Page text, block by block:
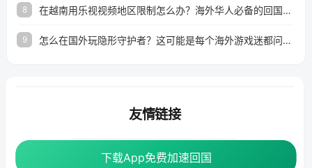
8 在越南用乐视视频地区限制怎么办？海外华人必备的回国加速攻略
9 怎么在国外玩隐形守护者？这可能是每个海外游戏迷都问过的问题
下载App免费加速回国
下载App免费加速回国
友情链接